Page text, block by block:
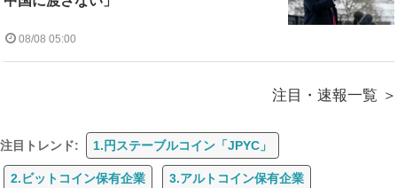
08/08 05:00
注目・速報一覧
注目トレンド: 1.円ステーブルコイン「JPYC」
2.ビットコイン保有企業 3.アルトコイン保有企業